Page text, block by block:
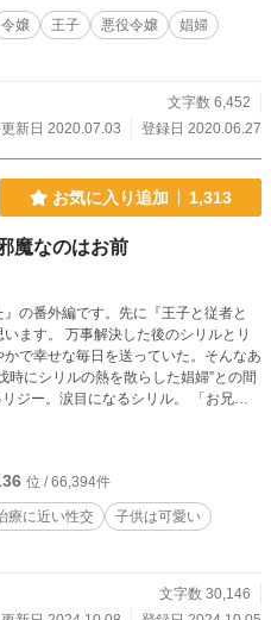
令嬢 王子 悪役令嬢
娼婦
文字数 6,452
新日 2020.07.03
登録日 2020.06.27
お気に入り追加 1,313
魔なのはお前
の番外編です。先に『王子と従者と
のシリルとリ
で幸せな毎日を送っていた。そんなあ
時にシリルの熱を散らした娼婦”との間
ジー。涙目になるシリル。 「お兄ち
に帰ったリジー。どうなるシリル⁉︎ ＊
位 / 66,394件
療に近い性交
子供は可愛い
文字数 30,146